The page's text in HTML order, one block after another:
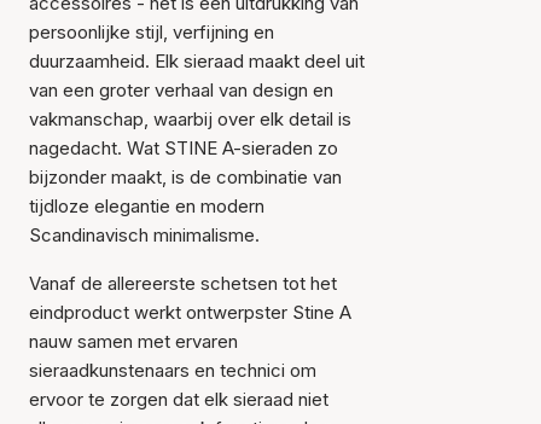
persoonlijke stijl, verfijning en
duurzaamheid. Elk sieraad maakt deel uit
van een groter verhaal van design en
vakmanschap, waarbij over elk detail is
nagedacht. Wat STINE A-sieraden zo
bijzonder maakt, is de combinatie van
tijdloze elegantie en modern
Scandinavisch minimalisme.
Vanaf de allereerste schetsen tot het
eindproduct werkt ontwerpster Stine A
nauw samen met ervaren
sieraadkunstenaars en technici om
ervoor te zorgen dat elk sieraad niet